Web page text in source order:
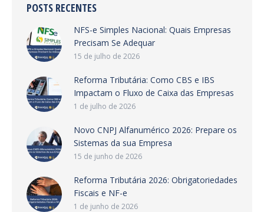
POSTS RECENTES
NFS-e Simples Nacional: Quais Empresas
Precisam Se Adequar
15 de julho de 2026
Reforma Tributária: Como CBS e IBS
Impactam o Fluxo de Caixa das Empresas
1 de julho de 2026
Novo CNPJ Alfanumérico 2026: Prepare os
Sistemas da sua Empresa
15 de junho de 2026
Reforma Tributária 2026: Obrigatoriedades
Fiscais e NF-e
1 de junho de 2026